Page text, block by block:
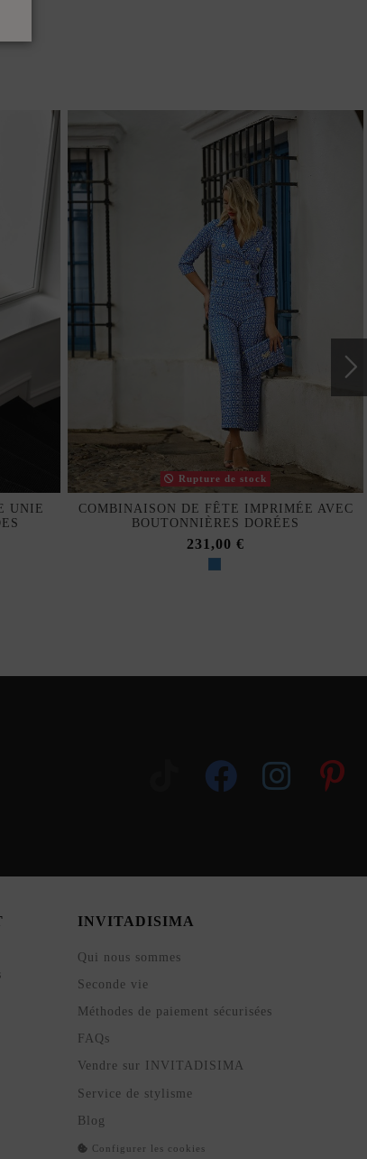
UNIE
Rupture de stock
COMBINAISON DE FÊTE IMPRIMÉE AVEC
BOUTONNIÈRES DORÉES
231,00 €
INVITADISIMA
Qui nous sommes
Seconde vie
Méthodes de paiement sécurisées
FAQs
Vendre sur INVITADISIMA
Service de stylisme
Blog
Configurer les cookies